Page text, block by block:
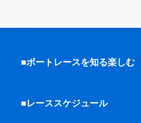
■ボートレースを知る楽しむ
■レーススケジュール